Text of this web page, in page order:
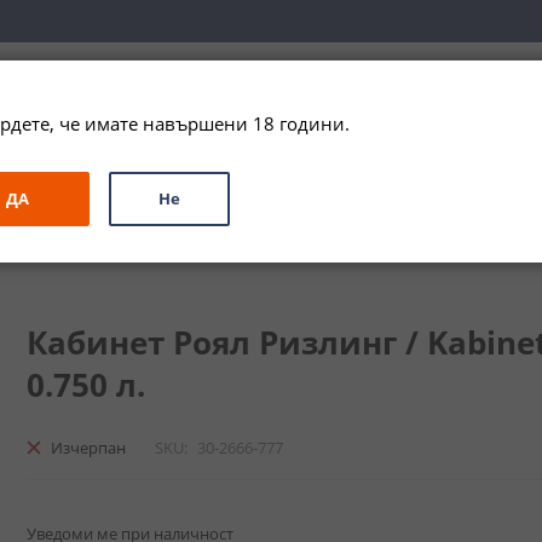
ЗА ПОДАРЪК ПРОМО СПЕЦИАЛНИ ПРЕДЛОЖЕНИЯ
/ Kabinet Royal Riesling Prinz von Hessen
Кабинет Роял Ризлинг /
0.750 л.
Изчерпан SKU 30-2666-777
Уведоми ме при наличност
че имате навършени 18 години.
ДА Не